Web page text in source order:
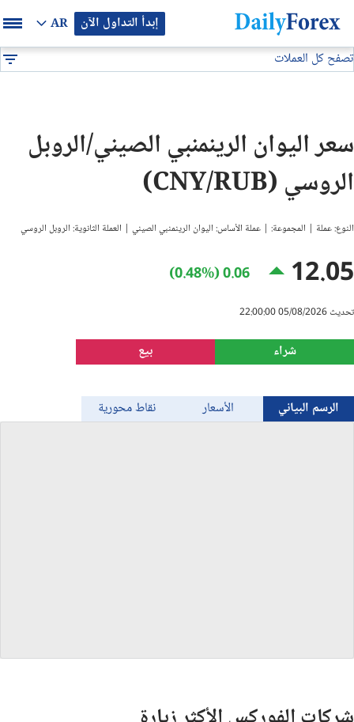
إبدأ التداول الآن AR
بيان إعلاني
تصفح كل العملات
GBP/USD
USD/JPY
USD/CAD
USD/CHF
Bitcoin/USD
سعر اليوان الرينمنبي الصيني/الروبل
الروسي (CNY/RUB)
النوع: عملة | المجموعة: | عملة الأساس: اليوان الرينمنبي الصيني | العملة الثانوية: الروبل الروسي
12.05
0.06 (0.48%)
شراء بيع
تحديث 05/08/2026 22:00:00
الرسم البياني الأسعار نقاط محورية